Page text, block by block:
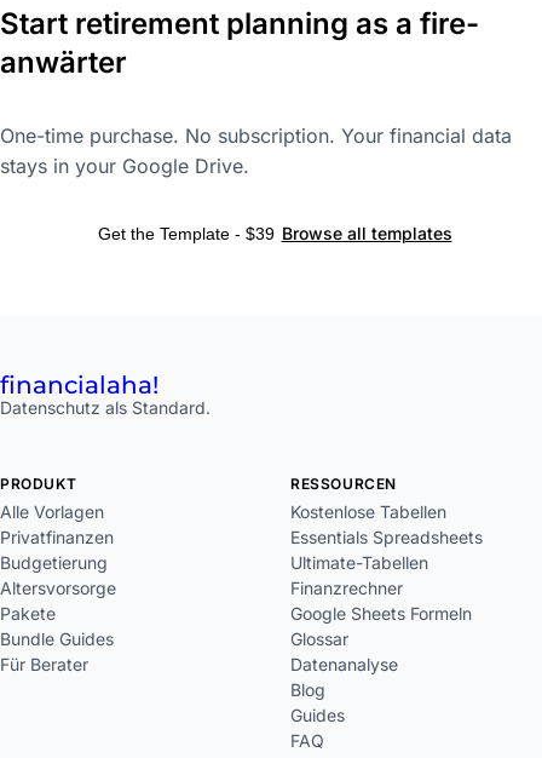
Start retirement planning as a fire-
anwärter
One-time purchase. No subscription. Your financial data
stays in your Google Drive.
Get the Template - $39 Browse all templates
financialaha!
Datenschutz als Standard.
PRODUKT
Alle Vorlagen
Privatfinanzen
Budgetierung
Altersvorsorge
Pakete
Bundle Guides
Für Berater
RESSOURCEN
Kostenlose Tabellen
Essentials Spreadsheets
Ultimate-Tabellen
Finanzrechner
Google Sheets Formeln
Glossar
Datenanalyse
Blog
Guides
FAQ